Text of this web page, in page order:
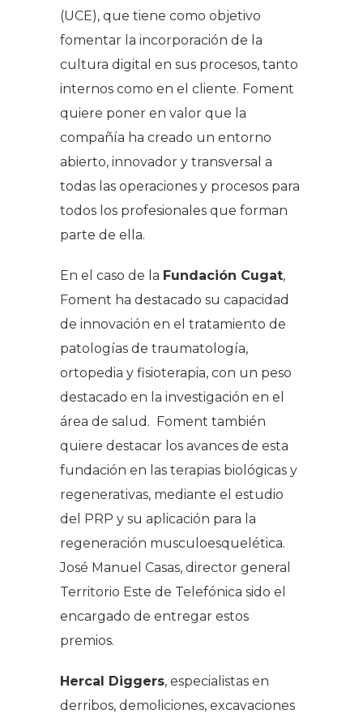
(UCE), que tiene como objetivo
fomentar la incorporación de la
cultura digital en sus procesos, tanto
internos como en el cliente. Foment
quiere poner en valor que la
compañía ha creado un entorno
abierto, innovador y transversal a
todas las operaciones y procesos para
todos los profesionales que forman
parte de ella.
En el caso de la Fundación Cugat,
Foment ha destacado su capacidad
de innovación en el tratamiento de
patologías de traumatología,
ortopedia y fisioterapia, con un peso
destacado en la investigación en el
área de salud. Foment también
quiere destacar los avances de esta
fundación en las terapias biológicas y
regenerativas, mediante el estudio
del PRP y su aplicación para la
regeneración musculoesquelética.
José Manuel Casas, director general
Territorio Este de Telefónica sido el
encargado de entregar estos
premios.
Hercal Diggers, especialistas en
derribos, demoliciones, excavaciones